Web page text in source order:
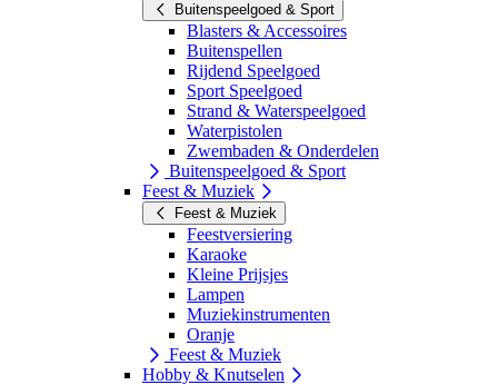
Buitenspeelgoed & Sport
Blasters & Accessoires
Buitenspellen
Rijdend Speelgoed
Sport Speelgoed
Strand & Waterspeelgoed
Waterpistolen
Zwembaden & Onderdelen
Buitenspeelgoed & Sport
Feest & Muziek
Feest & Muziek
Feestversiering
Karaoke
Kleine Prijsjes
Lampen
Muziekinstrumenten
Oranje
Feest & Muziek
Hobby & Knutselen